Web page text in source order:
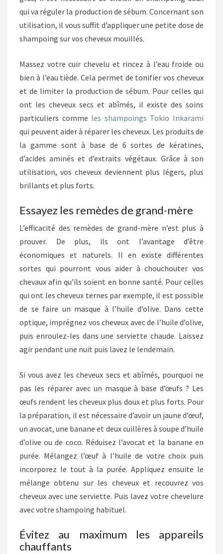
qui va réguler la production de sébum. Concernant son
utilisation, il vous suffit d’appliquer une petite dose de
shampoing sur vos cheveux mouillés.
Massez votre cuir chevelu et rincez à l’eau froide ou
bien à l’eau tiède. Cela permet de tonifier vos cheveux
et de limiter la production de sébum. Pour celles qui
ont les cheveux secs et abîmés, il existe des soins
particuliers comme les shampoings Tokio Inkarami
qui peuvent aider à réparer les cheveux. Les produits de
la gamme sont à base de 6 sortes de kératines,
d’acides aminés et d’extraits végétaux. Grâce à son
utilisation, vos cheveux deviennent plus légers, plus
brillants et plus forts.
Essayez les remèdes de grand-mère
L’efficacité des remèdes de grand-mère n’est plus à
prouver. De plus, ils ont l’avantage d’être
économiques et naturels. Il en existe différentes
sortes qui pourront vous aider à chouchouter vos
chevaux afin qu’ils soient en bonne santé. Pour celles
qui ont les cheveux ternes par exemple, il est possible
de se faire un masque à l’huile d’olive. Dans cette
optique, imprégnez vos cheveux avec de l’huile d’olive,
puis enroulez-les dans une serviette chaude. Laissez
agir pendant une nuit puis lavez le lendemain.
Si vous avez les cheveux secs et abîmés, pourquoi ne
pas les réparer avec un masque à base d’œufs ? Les
œufs rendent les cheveux plus doux et plus forts. Pour
la préparation, il est nécessaire d’avoir un jaune d’œuf,
un avocat, une banane et deux cuillères à soupe d’huile
d’olive ou de coco. Réduisez l’avocat et la banane en
purée. Mélangez l’œuf à l’huile de votre choix puis
incorporez le tout à la purée. Appliquez ensuite le
mélange obtenu sur les cheveux et recouvrez vos
cheveux avec une serviette. Puis lavez votre chevelure
avec votre shampoing habituel.
Évitez au maximum les appareils
chauffants